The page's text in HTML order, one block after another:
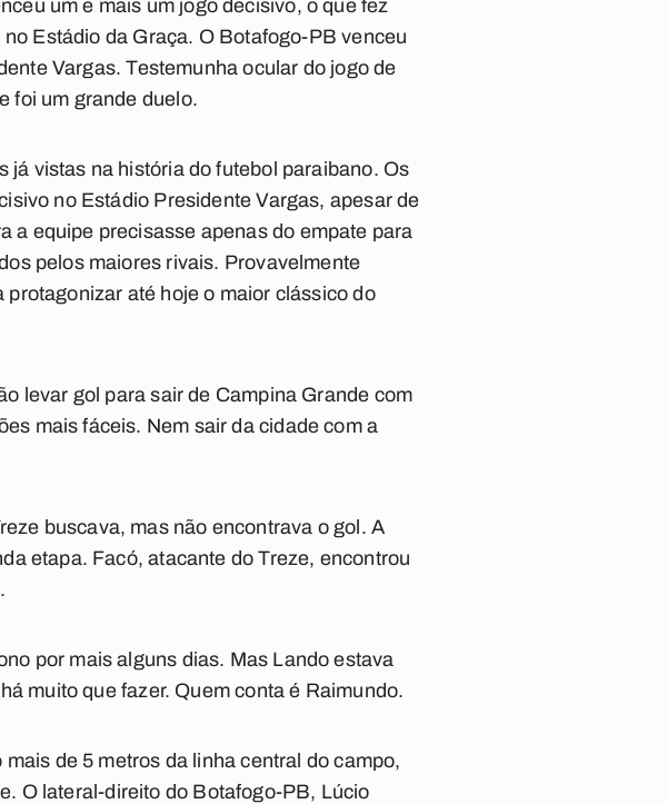
um e mais um jogo decisivo, o que fez
Estádio da Graça. O Botafogo-PB venceu
Vargas. Testemunha ocular do jogo de
foi um grande duelo.
já vistas na história do futebol paraibano. Os
no Estádio Presidente Vargas, apesar de
a equipe precisasse apenas do empate para
pelos maiores rivais. Provavelmente
até hoje o maior clássico do
levar gol para sair de Campina Grande com
mais fáceis. Nem sair da cidade com a
buscava, mas não encontrava o gol. A
etapa. Facó, atacante do Treze, encontrou
por mais alguns dias. Mas Lando estava
muito que fazer. Quem conta é Raimundo.
de 5 metros da linha central do campo,
O lateral-direito do Botafogo-PB, Lúcio